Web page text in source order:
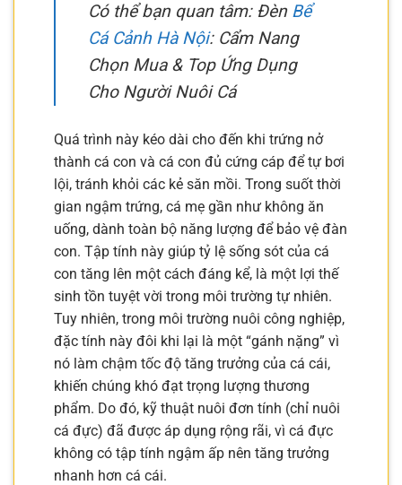
Có thể bạn quan tâm: Đèn Bể
Cá Cảnh Hà Nội: Cẩm Nang
Chọn Mua & Top Ứng Dụng
Cho Người Nuôi Cá
Quá trình này kéo dài cho đến khi trứng nở
thành cá con và cá con đủ cứng cáp để tự bơi
lội, tránh khỏi các kẻ săn mồi. Trong suốt thời
gian ngậm trứng, cá mẹ gần như không ăn
uống, dành toàn bộ năng lượng để bảo vệ đàn
con. Tập tính này giúp tỷ lệ sống sót của cá
con tăng lên một cách đáng kể, là một lợi thế
sinh tồn tuyệt vời trong môi trường tự nhiên.
Tuy nhiên, trong môi trường nuôi công nghiệp,
đặc tính này đôi khi lại là một “gánh nặng” vì
nó làm chậm tốc độ tăng trưởng của cá cái,
khiến chúng khó đạt trọng lượng thương
phẩm. Do đó, kỹ thuật nuôi đơn tính (chỉ nuôi
cá đực) đã được áp dụng rộng rãi, vì cá đực
không có tập tính ngậm ấp nên tăng trưởng
nhanh hơn cá cái.